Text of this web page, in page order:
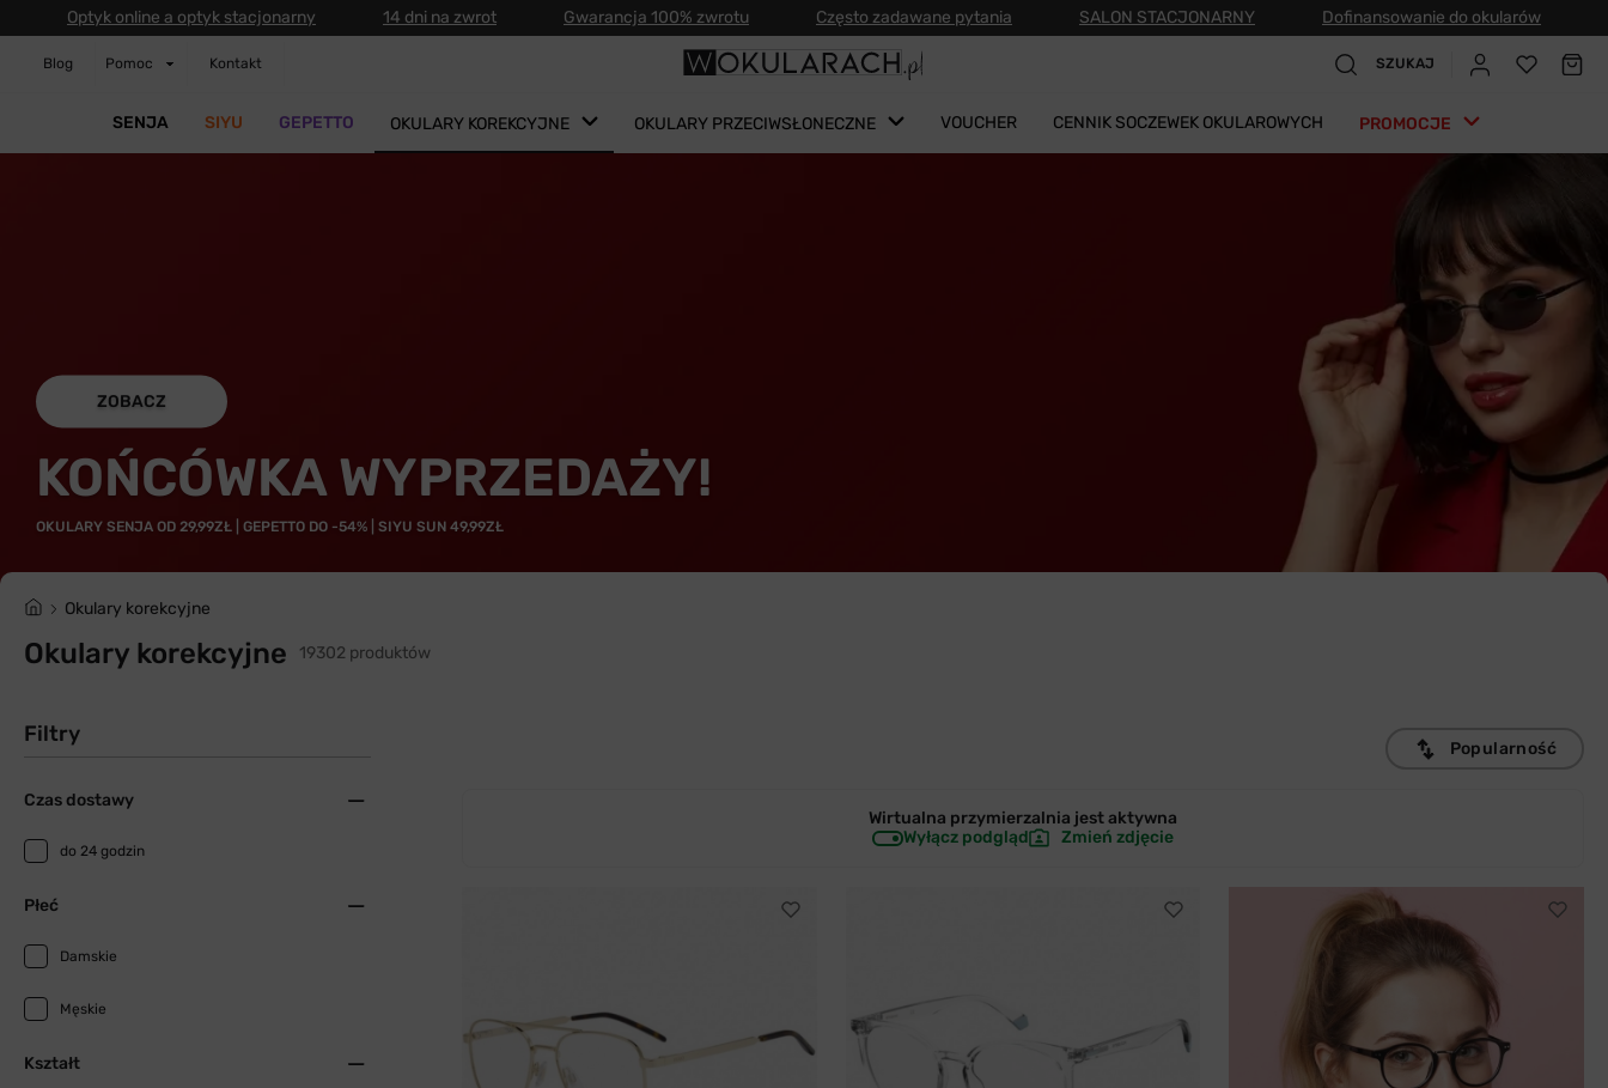
Optyk online a optyk stacjonarny 14 dni na zwrot Gwarancja 100% zwrotu Często zadawane pytania SALON STACJONARNY Dofinansowanie do okularów
Blog Pomoc Kontakt SZUKAJ
SENJA SIYU GEPETTO OKULARY KOREKCYJNE OKULARY PRZECIWSŁONECZNE VOUCHER CENNIK SOCZEWEK OKULAROWYCH PROMOCJE
ZOBACZ
KOŃCÓWKA WYPRZEDAŻY!
OKULARY SENJA OD 29,99ZŁ | GEPETTO DO -54% | SIYU SUN 49,99ZŁ
Okulary korekcyjne
Okulary korekcyjne 19302 produktów
Filtry
Czas dostawy
do 24 godzin
Płeć
Damskie
Męskie
Kształt
Popularność
Wirtualna przymierzalnia jestaktywna
Wyłącz podgląd
Zmień zdjęcie